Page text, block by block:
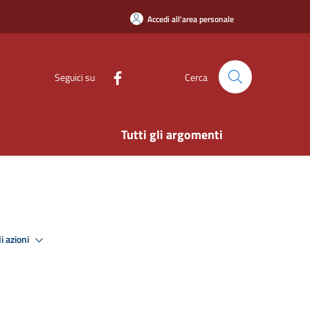
Accedi all'area personale
Seguici su Cerca
Tutti gli argomenti
azioni